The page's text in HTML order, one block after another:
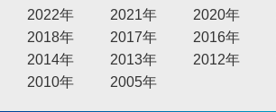
2022年
2021年 2020年
2018年
2017年 2016年
2014年
2013年 2012年
2010年
2005年